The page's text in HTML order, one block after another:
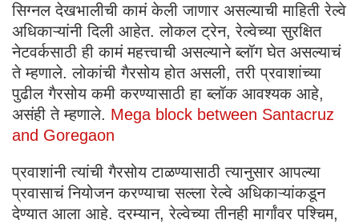
सिग्नल देखभालीची कामं केली जाणार असल्याची माहिती रेल्वे
अधिकाऱ्यांनी दिली आहेत. लोकल ट्रेन, रेल्वेच्या सुरक्षित
नेटवर्कसाठी ही कामं महत्त्वाची असल्याने ब्लॉग घेत असल्याचं
ते म्हणाले. लोकांची गैरसोय होत असली, तरी प्रवाशांच्या
पुढील गैरसोय कमी करण्यासाठी हा ब्लॉक आवश्यक आहे,
असंही ते म्हणाले. Mega block between Santacruz
and Goregaon
प्रवाशांनी त्यांची गैरसोय टाळण्यासाठी त्यानुसार आपल्या
प्रवासाचं नियोजन करण्याचा सल्ला रेल्वे अधिकाऱ्यांकडून
देण्यात आला आहे. दरम्यान, रेल्वेच्या तीनही मार्गांवर पश्चिम,